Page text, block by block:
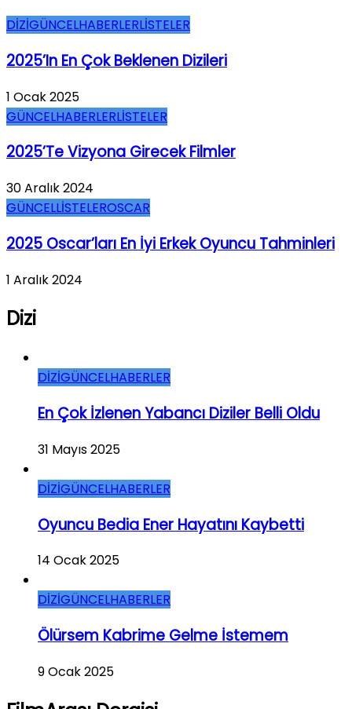
DİZİGÜNCELHABERLERLİSTELER
2025’in En Çok Beklenen Dizileri
1 Ocak 2025
GÜNCELHABERLERLİSTELER
2025’te Vizyona Girecek Filmler
30 Aralık 2024
GÜNCELLİSTELEROSCAR
2025 Oscar’ları En İyi Erkek Oyuncu Tahminleri
1 Aralık 2024
Dizi
DİZİGÜNCELHABERLER
En Çok İzlenen Yabancı Diziler Belli Oldu
31 Mayıs 2025
DİZİGÜNCELHABERLER
Oyuncu Bedia Ener Hayatını Kaybetti
14 Ocak 2025
DİZİGÜNCELHABERLER
Ölürsem Kabrime Gelme İstemem
9 Ocak 2025